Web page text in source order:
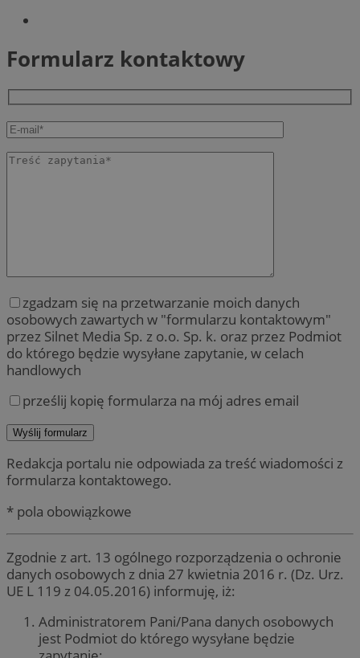
Formularz kontaktowy
zgadzam się na przetwarzanie moich danych
osobowych zawartych w "formularzu kontaktowym"
przez Silnet Media Sp. z o.o. Sp. k. oraz przez Podmiot
do którego będzie wysyłane zapytanie, w celach
handlowych
prześlij kopię formularza na mój adres email
Redakcja portalu nie odpowiada za treść wiadomości z
formularza kontaktowego.
* pola obowiązkowe
Zgodnie z art. 13 ogólnego rozporządzenia o ochronie
danych osobowych z dnia 27 kwietnia 2016 r. (Dz. Urz.
UE L 119 z 04.05.2016) informuję, iż:
Administratorem Pani/Pana danych osobowych
jest Podmiot do którego wysyłane będzie